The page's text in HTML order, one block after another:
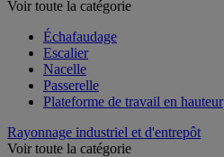
Voir toute la catégorie
Échafaudage
Escalier
Nacelle
Passerelle
Plateforme de travail en hauteur
Rayonnage industriel et d'entrepôt
Voir toute la catégorie